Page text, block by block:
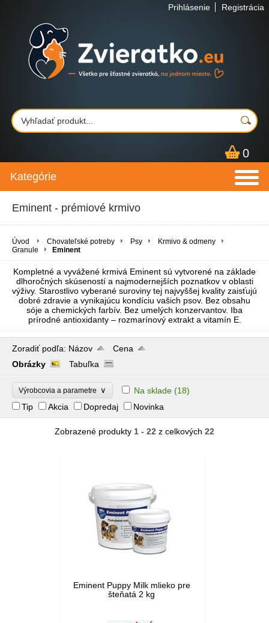
Prihlásenie Registrácia
0
Kategórie
Eminent - prémiové krmivo
Úvod Chovateľské potreby Psy
Krmivo & odmeny
Granule
Eminent
Kompletné a vyvážené krmivá Eminent sú vytvorené na základe
dlhoročných skúseností a najmodernejších poznatkov v oblasti
výživy. Starostlivo vyberané suroviny tej najvyššej kvality zaisťujú
dobré zdravie a vynikajúcu kondíciu vašich psov. Bez obsahu
sóje a chemických farbív. Bez umelých konzervantov. Iba
prírodné antioxidanty – rozmarínový extrakt a vitamín E.
Zoradiť podľa: Názov
Cena
Obrázky
Tabuľka
Výrobcovia a parametre ∨ Na sklade (18)
Tip
Akcia Dopredaj Novinka
Zobrazené produkty 1 - 22 z celkových 22
Eminent Puppy Milk mlieko pre
šteňatá 2 kg